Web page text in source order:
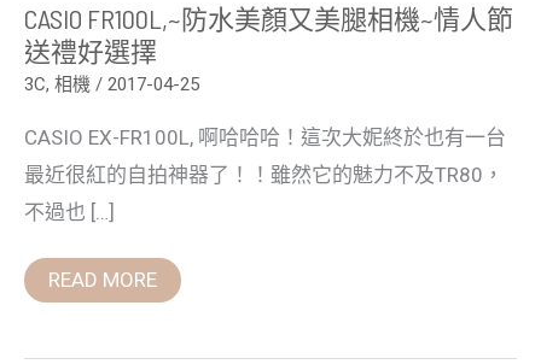
CASIO FR100L,~防水美顏又美腿相機~情人節
送禮好選擇
3C, 相機 / 2017-04-25
CASIO EX-FR100L, 啊哈哈哈！這次大妮終於也有一台
最近很紅的自拍神器了！！雖然它的魅力不及TR80，
不過也 […]
READ MORE